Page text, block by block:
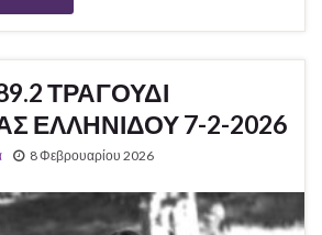
ΤΡΑΓΟΥΔΙ
ΕΛΛΗΝΙΔΟΥ 7-2-2026
8 Φεβρουαρίου 2026